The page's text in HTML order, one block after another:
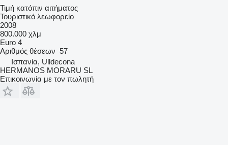
Τιμή κατόπιν αιτήματος
Τουριστικό λεωφορείο
2008
800.000 χλμ
Euro 4
Αριθμός θέσεων 57
Ισπανία, Ulldecona
HERMANOS MORARU SL
Επικοινωνία με τον πωλητή